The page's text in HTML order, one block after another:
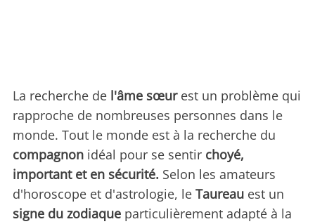
La recherche de l'âme sœurest un problème qui
rapproche de nombreuses personnes dans le
monde. Tout le monde est à la recherche du
compagnon idéal pour se sentir choyé,
important et en sécurité. Selon les amateurs
d'horoscope et d'astrologie, le Taureau est un
signe du zodiaque particulièrement adapté à la